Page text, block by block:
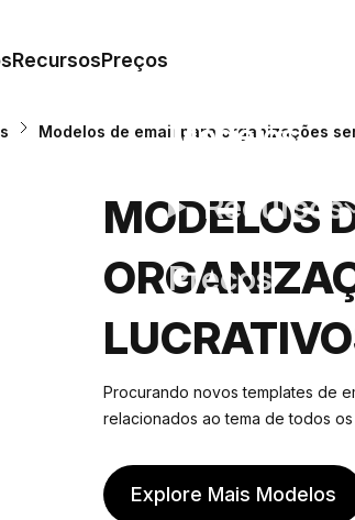
RecursosPreços
Modelos
Recursos
Preços
Modelos de email para organizações
MODELOS
Procurando novos templates de
relacionados ao tema de todos
Explore Mais Modelos